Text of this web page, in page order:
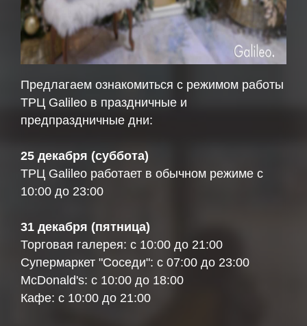
Предлагаем ознакомиться с режимом работы
ТРЦ Galileo в праздничные и
предпраздничные дни:
25 декабря (суббота)
ТРЦ Galileo работает в обычном режиме с
10:00 до 23:00
31 декабря (пятница)
Торговая галерея: с 10:00 до 21:00
Супермаркет "Соседи": с 07:00 до 23:00
McDonald's: с 10:00 до 18:00
Кафе: с 10:00 до 21:00